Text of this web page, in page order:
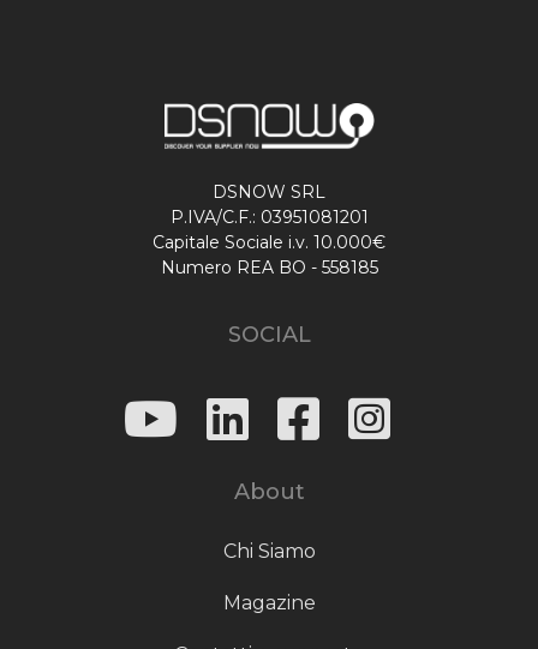
DSNOW SRL
P.IVA/C.F.: 03951081201
Capitale Sociale i.v. 10.000€
Numero REA BO - 558185
SOCIAL
About
Chi Siamo
Magazine